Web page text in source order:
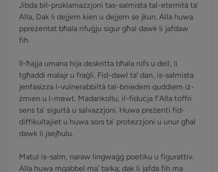
Jibda bil-proklamazzjoni tas-salmista tal-eternità ta’
Alla, Dak li dejjem kien u dejjem se jkun. Alla huwa
ppreżentat bħala rifuġju sigur għal dawk li jafdaw
fih.
Il-ħajja umana hija deskritta bħala nifs u dell, li
tgħaddi malajr u fraġli. Fid-dawl ta’ dan, is-salmista
jenfasizza l-vulnerabbiltà tal-bniedem quddiem iż-
żmien u l-mewt. Madankollu, il-fiduċja f’Alla toffri
sens ta’ sigurtà u salvazzjoni. Huwa preżenti fid-
diffikultajiet u huwa sors ta’ protezzjoni u unur għal
dawk li jsejħulu.
Matul is-salm, naraw lingwaġġ poetiku u figurattiv.
Alla huwa mqabbel ma’ tarka; dak li jafda fih ma